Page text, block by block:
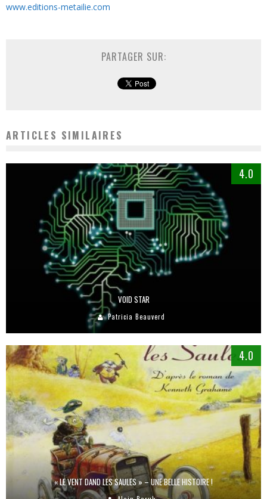
www.editions-metailie.com
PARTAGER SUR:
ARTICLES SIMILAIRES
4.0
VOID STAR
Patricia Beauverd
4.0
« LE VENT DAND LES SAULES » – UNE BELLE HISTOIRE !